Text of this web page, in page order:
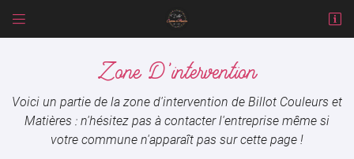
 
Zone D'intervention
Voici un partie de la zone d'intervention de Billot Couleurs et
Matières : n'hésitez pas à contacter l'entreprise même si
votre commune n'apparaît pas sur cette page !